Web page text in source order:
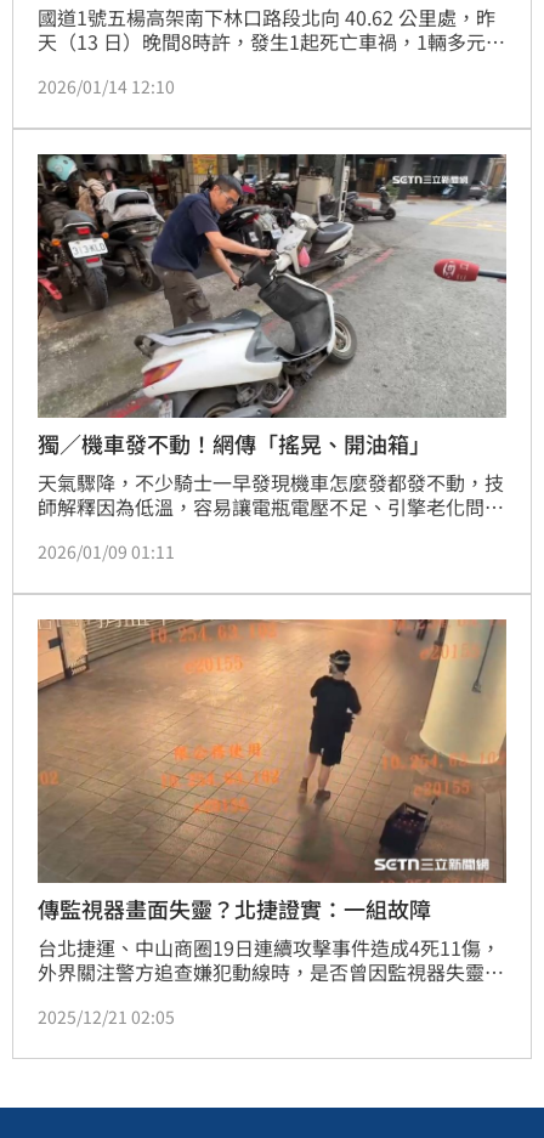
國道1號五楊高架南下林口路段北向 40.62 公里處，昨
天（13 日）晚間8時許，發生1起死亡車禍，1輛多元計
子準備從車斗下來到拖吊車副駕駛座，過程中被後方54
經送醫後傷重不治，而拖吊車駕駛也因此受到驚嚇，因
換氣過度送醫觀察，整起事故發生原因及肇事責任歸屬
仍待警方後續調查釐清。
2026/01/14 12:10
獨／機車發不動！網傳「搖晃、開油箱」
天氣驟降，不少騎士一早發現機車怎麼發都發不動，技
師解釋因為低溫，容易讓電瓶電壓不足、引擎老化問題
於發動引擎，專家說這兩招，僅限於化油機車，比較常
會成功救援！
2026/01/09 01:11
傳監視器畫面失靈？北捷證實：一組故障
台北捷運、中山商圈19日連續攻擊事件造成4死11傷，
外界關注警方追查嫌犯動線時，是否曾因監視器失靈影
事發前一天確實有一組監視系統硬碟磁區故障，但強調
有畫面」，只是因嫌犯刻意變裝、施放煙霧彈，畫面比
2025/12/21 02:05